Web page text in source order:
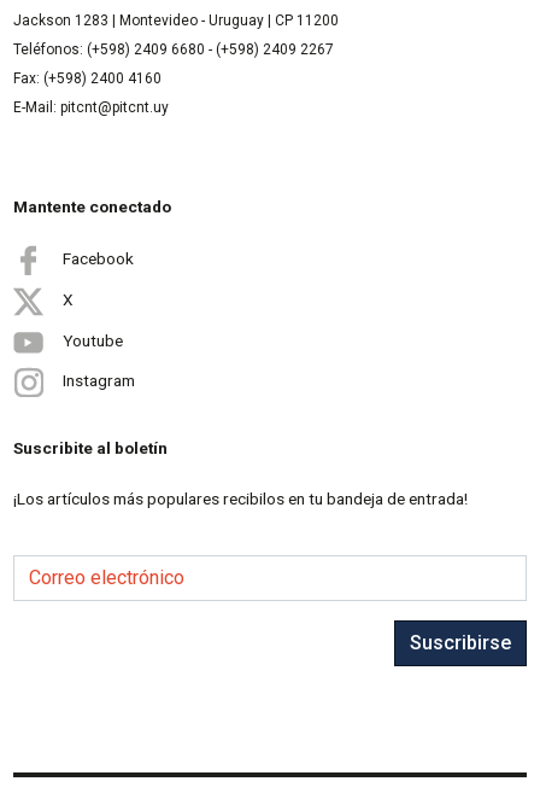
Jackson 1283 | Montevideo - Uruguay | CP 11200
Teléfonos: (+598) 2409 6680 - (+598) 2409 2267
Fax: (+598) 2400 4160
E-Mail: pitcnt@pitcnt.uy
Mantente conectado
Facebook
X
Youtube
Instagram
Suscribite al boletín
¡Los artículos más populares recibilos en tu bandeja de entrada!
Correo electrónico
Suscribirse